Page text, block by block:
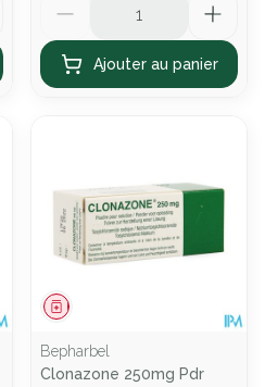
Ajouter au panier
Médicament
Bepharbel
Clonazone 250mg Pdr